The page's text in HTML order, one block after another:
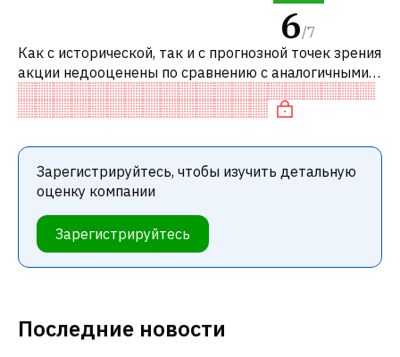
Последние новости
6/7
Как с исторической, так и с прогнозной точек зрения
акции недооценены по сравнению с аналогичными
акциями. В частности, акция компании разумно
оценена по P/E, «дешевая» п
Зарегистрируйтесь, чтобы изучить детальную
оценку компании
Зарегистрируйтесь